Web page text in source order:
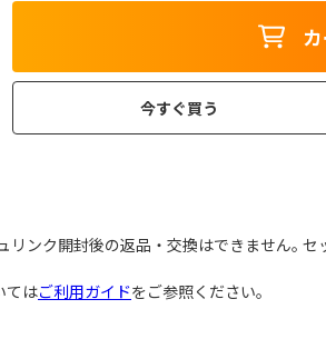
今すぐ買う
ンク開封後の返品・交換はできません｡
てはご利用ガイドをご参照ください。